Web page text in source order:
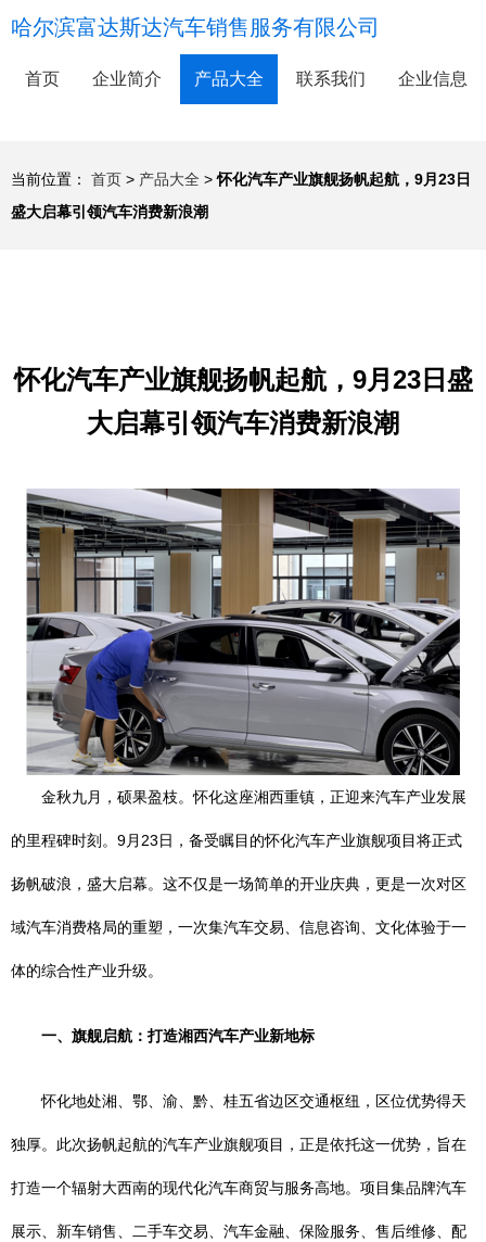
哈尔滨富达斯达汽车销售服务有限公司
首页 企业简介 产品大全 联系我们 企业信息
当前位置： 首页 > 产品大全 > 怀化汽车产业旗舰扬帆起航，9月23日
盛大启幕引领汽车消费新浪潮
怀化汽车产业旗舰扬帆起航，9月23日盛
大启幕引领汽车消费新浪潮
金秋九月，硕果盈枝。怀化这座湘西重镇，正迎来汽车产业发展
的里程碑时刻。9月23日，备受瞩目的怀化汽车产业旗舰项目将正式
扬帆破浪，盛大启幕。这不仅是一场简单的开业庆典，更是一次对区
域汽车消费格局的重塑，一次集汽车交易、信息咨询、文化体验于一
体的综合性产业升级。
一、旗舰启航：打造湘西汽车产业新地标
怀化地处湘、鄂、渝、黔、桂五省边区交通枢纽，区位优势得天
独厚。此次扬帆起航的汽车产业旗舰项目，正是依托这一优势，旨在
打造一个辐射大西南的现代化汽车商贸与服务高地。项目集品牌汽车
展示、新车销售、二手车交易、汽车金融、保险服务、售后维修、配